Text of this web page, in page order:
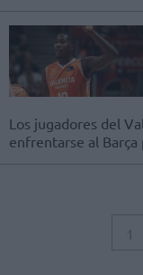
Los jugadores del
enfrentarse al
1